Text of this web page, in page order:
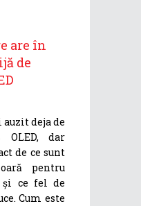
are în
de
deja de
OLED, dar
de ce sunt
pentru
ce fel de
Cum este